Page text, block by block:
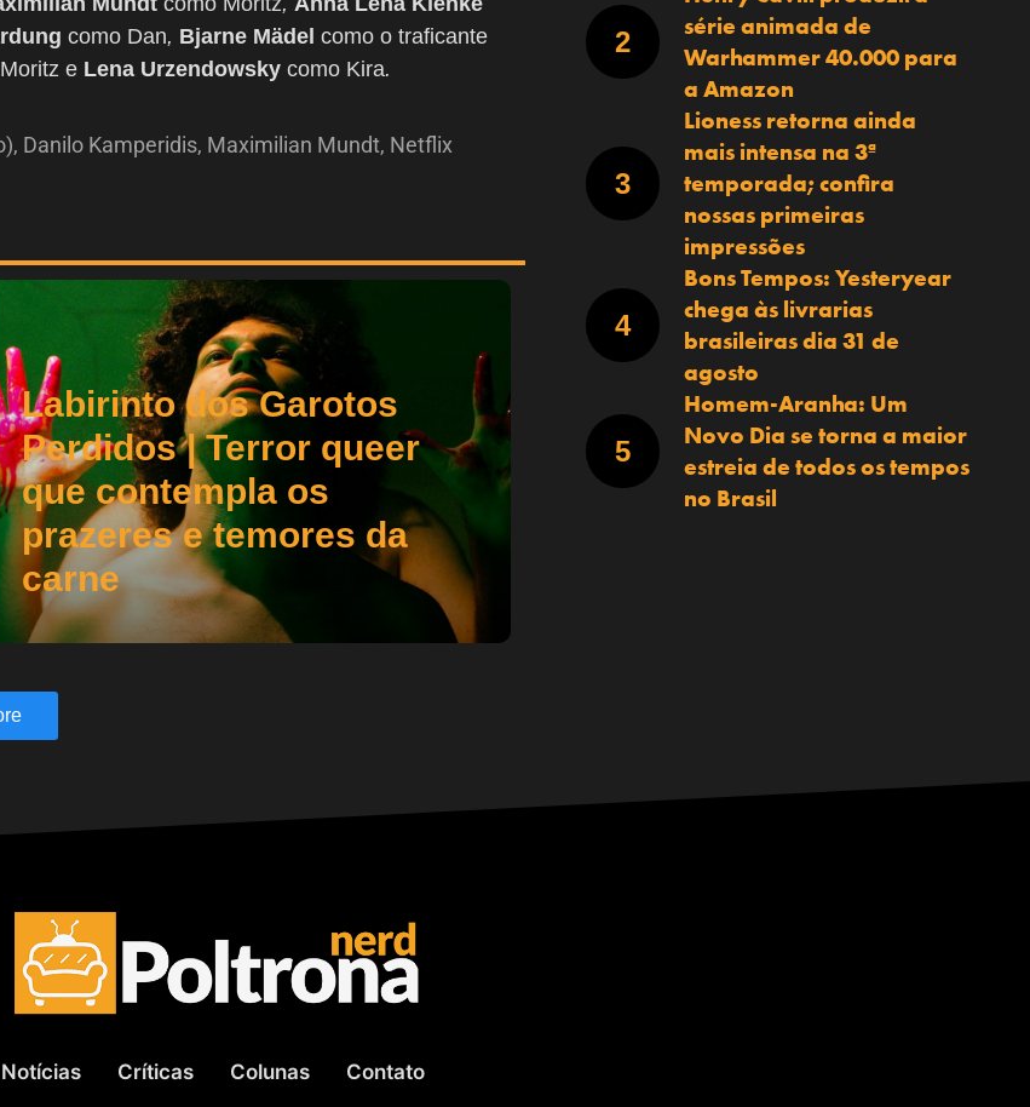
como Dan, Bjarne Mädel como o traficante
e Lena Urzendowsky como Kira.
, Danilo Kamperidis, Maximilian Mundt, Netflix
Labirinto dos Garotos
Perdidos | Terror queer
que contempla os
prazeres e temores da
carne
série animada de
Warhammer 40.000 para
a Amazon
Lioness retorna ainda
mais intensa na 3ª
temporada; confira
nossas primeiras
impressões
Bons Tempos: Yesteryear
chega às livrarias
brasileiras dia 31 de
agosto
Homem-Aranha: Um
Novo Dia se torna a maior
estreia de todos os tempos
no Brasil
Notícias Críticas Colunas Contato